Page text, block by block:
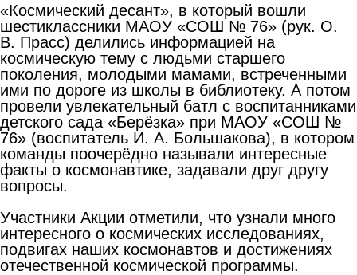
«Космический десант», в который вошли
шестиклассники МАОУ «СОШ № 76» (рук. О.
В. Прасс) делились информацией на
космическую тему с людьми старшего
поколения, молодыми мамами, встреченными
ими по дороге из школы в библиотеку. А потом
провели увлекательный батл с воспитанниками
детского сада «Берёзка» при МАОУ «СОШ №
76» (воспитатель И. А. Большакова), в котором
команды поочерёдно называли интересные
факты о космонавтике, задавали друг другу
вопросы.
Участники Акции отметили, что узнали много
интересного о космических исследованиях,
подвигах наших космонавтов и достижениях
отечественной космической программы.